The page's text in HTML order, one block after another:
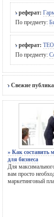
реферат:
По предмету:
реферат:
По предмету:
Свежие
» Как составить
для бизнеса
Для
вам просто
маркетинговый